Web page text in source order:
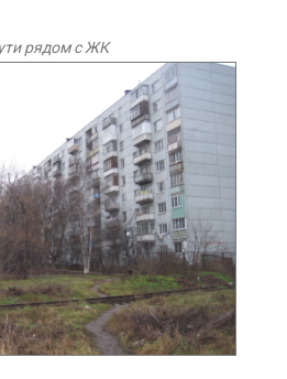
рядом с ЖК